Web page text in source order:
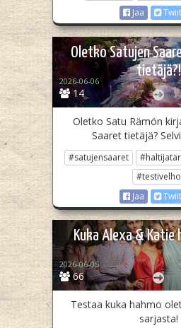
Jaa
Oletko Satujen
tietäjä?!
14
2026-06-06
Oletko Satu Rämön
Saaret tietäjä?
#satujensaaret
#testivelho
Jaa
Kuka Alexa & Katie
66
2026-06-05
Testaa kuka hahmo
sarjasta!